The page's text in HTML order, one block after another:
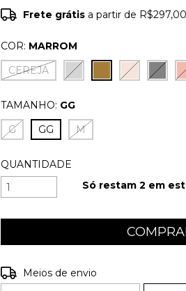
Frete grátis a partir de R$297,00
COR: MARROM
CEREJA
TAMANHO: GG
G
GG M
QUANTIDADE
Só restam2 em
Entregas para o CEP:
Meios de envio